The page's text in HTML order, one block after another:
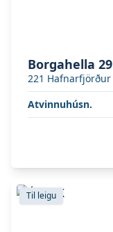
Borgahella 29
221 Hafnarfjörður
Atvinnuhúsn.
Skoða eignina
Til leigu
Skoða eignina